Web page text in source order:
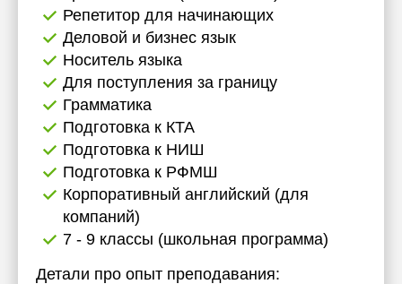
Репетитор для начинающих
Деловой и бизнес язык
Носитель языка
Для поступления за границу
Грамматика
Подготовка к КТА
Подготовка к НИШ
Подготовка к РФМШ
Корпоративный английский (для
компаний)
7 - 9 классы (школьная программа)
Детали про опыт преподавания: